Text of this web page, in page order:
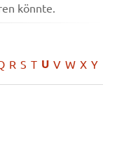
könnte.
R S T U V W X Y